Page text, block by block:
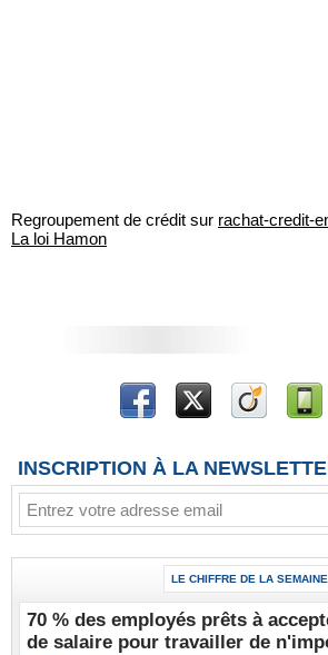
Regroupement de crédit sur rachat-credit-
La loi Hamon
INSCRIPTION À LA
LE CHIFFRE DE LA SEMAINE
70 % des employés prêts à
de salaire pour travailler de